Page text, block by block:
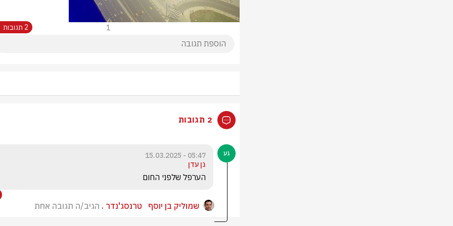
1 2 תגובות
2 תגובות
05:47 - 15.03.2025
גן עדן
הערפל שלפני החום
‏שמוליק בן יוסף ‎ ‎ טרנסג'נדר . הגיב/ה תגובה אחת